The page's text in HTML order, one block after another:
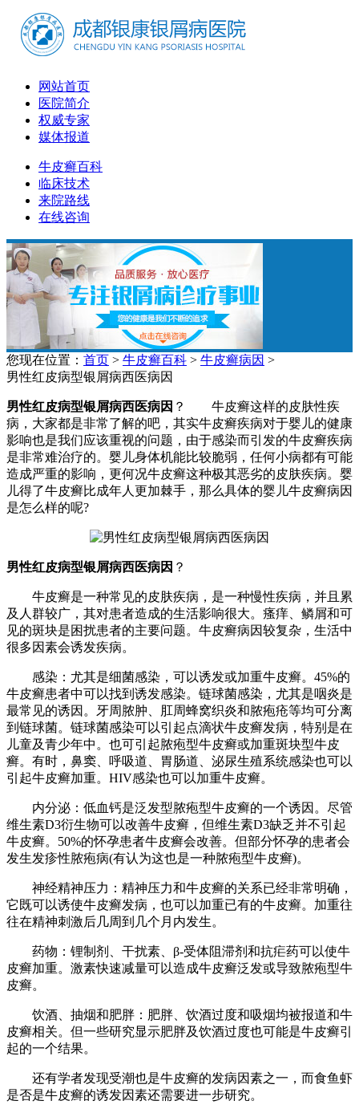
网站首页
医院简介
权威专家
媒体报道
牛皮癣百科
临床技术
来院路线
在线咨询
您现在位置： 首页 > 牛皮癣百科 > 牛皮癣病因 >
男性红皮病型银屑病西医病因
男性红皮病型银屑病西医病因 ？ 牛皮癣这样的皮肤性疾
病，大家都是非常了解的吧，其实牛皮癣疾病对于婴儿的健康
影响也是我们应该重视的问题，由于感染而引发的牛皮癣疾病
是非常难治疗的。婴儿身体机能比较脆弱，任何小病都有可能
造成严重的影响，更何况牛皮癣这种极其恶劣的皮肤疾病。婴
儿得了牛皮癣比成年人更加棘手，那么具体的婴儿牛皮癣病因
是怎么样的呢?
男性红皮病型银屑病西医病因 ？
牛皮癣是一种常见的皮肤疾病，是一种慢性疾病，并且累
及人群较广，其对患者造成的生活影响很大。瘙痒、鳞屑和可
见的斑块是困扰患者的主要问题。牛皮癣病因较复杂，生活中
很多因素会诱发疾病。
感染：尤其是细菌感染，可以诱发或加重牛皮癣。45%的
牛皮癣患者中可以找到诱发感染。链球菌感染，尤其是咽炎是
最常见的诱因。牙周脓肿、肛周蜂窝织炎和脓疱疮等均可分离
到链球菌。链球菌感染可以引起点滴状牛皮癣发病，特别是在
儿童及青少年中。也可引起脓疱型牛皮癣或加重斑块型牛皮
癣。有时，鼻窦、呼吸道、胃肠道、泌尿生殖系统感染也可以
引起牛皮癣加重。HIV感染也可以加重牛皮癣。
内分泌：低血钙是泛发型脓疱型牛皮癣的一个诱因。尽管
维生素D3衍生物可以改善牛皮癣，但维生素D3缺乏并不引起
牛皮癣。50%的怀孕患者牛皮癣会改善。但部分怀孕的患者会
发生发疹性脓疱病(有认为这也是一种脓疱型牛皮癣)。
神经精神压力：精神压力和牛皮癣的关系已经非常明确，
它既可以诱使牛皮癣发病，也可以加重已有的牛皮癣。加重往
往在精神刺激后几周到几个月内发生。
药物：锂制剂、干扰素、β-受体阻滞剂和抗疟药可以使牛
皮癣加重。激素快速减量可以造成牛皮癣泛发或导致脓疱型牛
皮癣。
饮酒、抽烟和肥胖：肥胖、饮酒过度和吸烟均被报道和牛
皮癣相关。但一些研究显示肥胖及饮酒过度也可能是牛皮癣引
起的一个结果。
还有学者发现受潮也是牛皮癣的发病因素之一，而食鱼虾
是否是牛皮癣的诱发因素还需要进一步研究。